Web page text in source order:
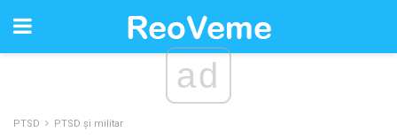
ad
PTSD PTSD și militar